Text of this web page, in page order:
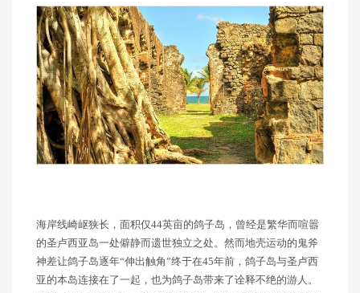
海岸线崎岖狭长，面积仅44英亩的鸽子岛，曾经是繁华而喧嚣
的圣卢西亚岛一处僻静而遗世独立之处。然而地壳运动的鬼斧
神差让鸽子岛逐年“伸出触角”终于在45年前，鸽子岛与圣卢西
亚的本岛连接在了一起，也为鸽子岛带来了诠释不绝的游人。